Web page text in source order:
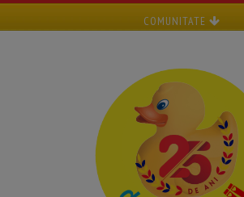
COMUNITATE